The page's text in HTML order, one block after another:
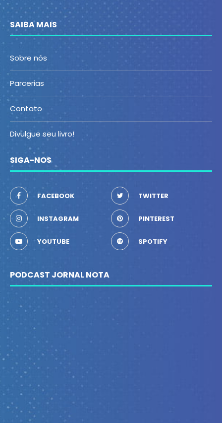
SAIBA MAIS
Sobre nós
Parcerias
Contato
Divulgue seu livro!
SIGA-NOS
FACEBOOK TWITTER
INSTAGRAM PINTEREST
YOUTUBE SPOTIFY
PODCAST JORNAL NOTA